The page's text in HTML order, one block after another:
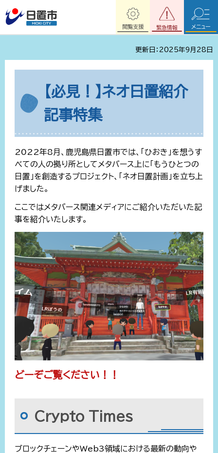
緊急情報
閲覧支援 メニュー
更新日：2025年9月28日
【必見！】ネオ日置紹介
記事特集
2022年8月、鹿児島県日置市では、「ひおき」を想うす
べての人の拠り所としてメタバース上に「もうひとつの
日置」を創造するプロジェクト、「ネオ日置計画」を立ち上
げました。
ここではメタバース関連メディアにご紹介いただいた記
事を紹介いたします。
どーぞご覧ください！！
Crypto Times
ブロックチェーンやWeb3領域における最新の動向や